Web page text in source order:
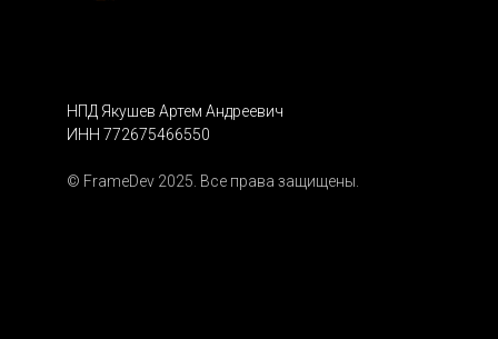
НПД Якушев Артем Андреевич
ИНН 772675466550
© FrameDev 2025. Все права защищены.